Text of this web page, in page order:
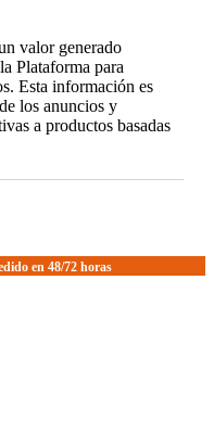
valor generado
Plataforma para
Esta información es
los anuncios y
a productos basadas
en 48/72 horas